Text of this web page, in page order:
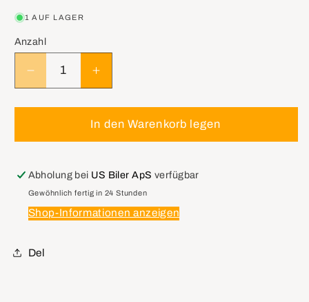
1 AUF LAGER
Anzahl
Verringere
die
Menge
GM
Absorber
Asm,Front
Bumper
Energy
Erhöhe
die
Menge
für
GM
Absorber
Asm,Front
Bumper
Energy
In den Warenkorb legen
Abholung bei US Biler ApS verfügbar
Gewöhnlich fertig in 24 Stunden
Shop-Informationen anzeigen
Del